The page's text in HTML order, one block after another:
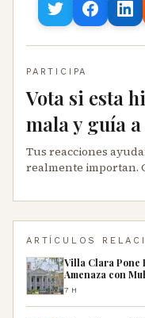
PARTICIPA
Vota si esta
mala y guía
Tus reacciones
realmente importan.
ARTÍCULOS
Villa Clara Pone
Amenaza con
7H